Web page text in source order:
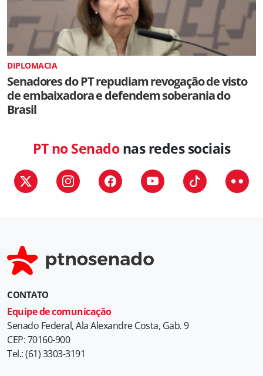
DIPLOMACIA
Senadores do PT repudiam revogação de visto
de embaixadora e defendem soberania do
Brasil
PT no Senadonas redes sociais
CONTATO
Equipe de comunicação
Senado Federal, Ala Alexandre Costa, Gab. 9
CEP: 70160-900
Tel.: (61) 3303-3191